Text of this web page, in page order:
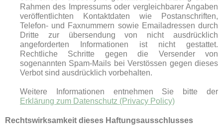
Rahmen des Impressums oder vergleichbarer Angaben
veröffentlichten Kontaktdaten wie Postanschriften,
Telefon- und Faxnummern sowie Emailadressen durch
Dritte zur übersendung von nicht ausdrücklich
angeforderten Informationen ist nicht gestattet.
Rechtliche Schritte gegen die Versender von
sogenannten Spam-Mails bei Verstössen gegen dieses
Verbot sind ausdrücklich vorbehalten.
Weitere Informationen entnehmen Sie bitte der
Erklärung zum Datenschutz (Privacy Policy)
Rechtswirksamkeit dieses Haftungsausschlusses